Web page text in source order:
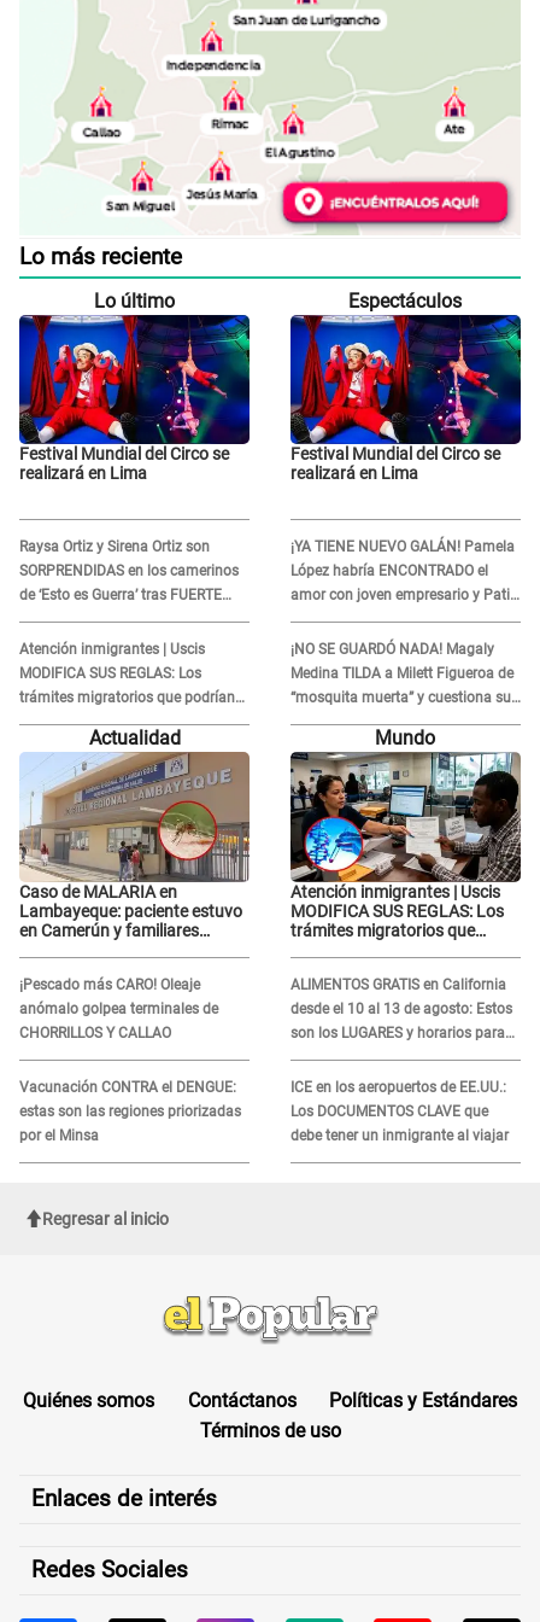
Lo más reciente
Lo último
Festival Mundial del Circo se
realizará en Lima
Raysa Ortiz y Sirena Ortiz son
SORPRENDIDAS en los camerinos
de ‘Esto es Guerra’ tras FUERTE
ENFRENTAMIENTO con Gabriel
Moisés: “Gracias”
Atención inmigrantes | Uscis
MODIFICA SUS REGLAS: Los
trámites migratorios que podrían
necesitar tu prueba de ADN
Espectáculos
Festival Mundial del Circo se
realizará en Lima
¡YA TIENE NUEVO GALÁN! Pamela
López habría ENCONTRADO el
amor con joven empresario y Pati
Lorena la ECHA en VIVO
¡NO SE GUARDÓ NADA! Magaly
Medina TILDA a Milett Figueroa de
“mosquita muerta” y cuestiona su
RECONCILIACIÓN con Marcelo
Tinelli en TV argentina
Actualidad
Caso de MALARIA en
Lambayeque: paciente estuvo
en Camerún y familiares
¡Pescado más CARO! Oleaje
anómalo golpea terminales de
CHORRILLOS Y CALLAO
Vacunación CONTRA el DENGUE:
estas son las regiones priorizadas
por el Minsa
Mundo
Atención inmigrantes | Uscis
MODIFICA SUS REGLAS: Los
trámites migratorios que
ALIMENTOS GRATIS en California
desde el 10 al 13 de agosto: Estos
son los LUGARES y horarios para
recibir la ayuda
ICE en los aeropuertos de EE.UU.:
Los DOCUMENTOS CLAVE que
debe tener un inmigrante al viajar
Regresar al inicio
Quiénes somos Contáctanos
Políticas y Estándares
Términos de uso
Enlaces de interés
Redes Sociales